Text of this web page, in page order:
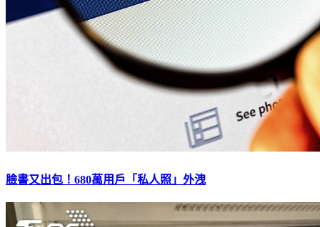
臉書又出包！680萬用戶「私人照」外洩